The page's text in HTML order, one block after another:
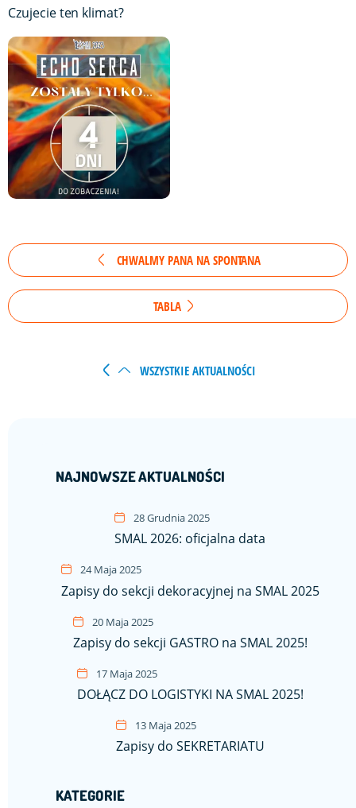
Czujecie ten klimat?
CHWALMY PANA NA SPONTANA
TABLA
WSZYSTKIE AKTUALNOŚCI
NAJNOWSZE AKTUALNOŚCI
28 Grudnia 2025
SMAL 2026: oficjalna data
24 Maja 2025
Zapisy do sekcji dekoracyjnej na SMAL 2025
20 Maja 2025
Zapisy do sekcji GASTRO na SMAL 2025!
17 Maja 2025
DOŁĄCZ DO LOGISTYKI NA SMAL 2025!
13 Maja 2025
Zapisy do SEKRETARIATU
KATEGORIE